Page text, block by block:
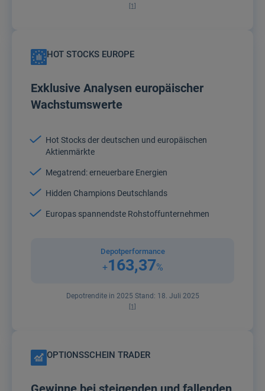
[1]
HOT STOCKS EUROPE
Exklusive Analysen europäischer
Wachstumswerte
Hot Stocks der deutschen und europäischen
Aktienmärkte
Megatrend: erneuerbare Energien
Hidden Champions Deutschlands
Europas spannendste Rohstoffunternehmen
Depotperformance
+163,37%
Depotrendite in 2025 Stand: 18. Juli 2025
[1]
OPTIONSSCHEIN TRADER